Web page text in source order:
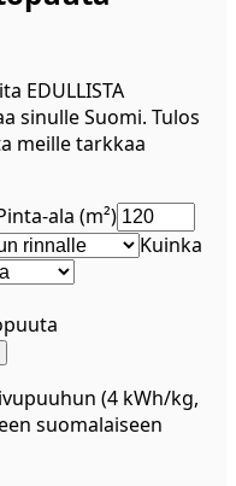
EDULLISTA
sinulle Suomi. Tulos
meille tarkkaa
ala (m²)
Kuinka
(4 kWh/kg,
suomalaiseen